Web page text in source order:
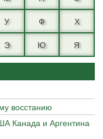
У Ф
Х
Э Ю Я
восстанию
Канада и Аргентина